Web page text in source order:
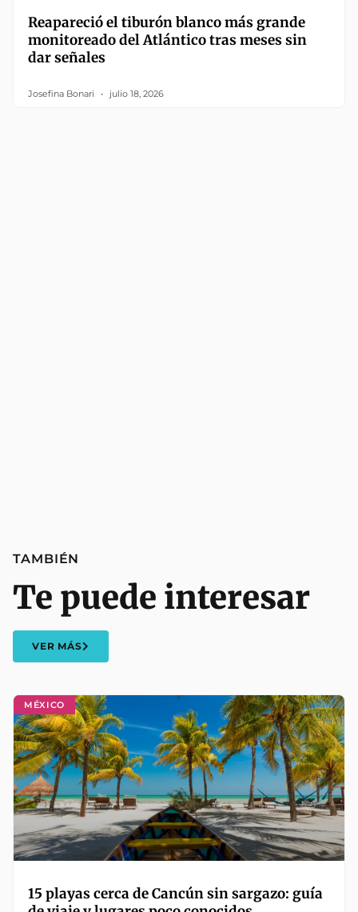
Reapareció el tiburón blanco más grande
monitoreado del Atlántico tras meses sin
dar señales
Josefina Bonari julio 18, 2026
MÉXICO
15 playas cerca de Cancún sin sargazo: guía
TAMBIÉN
Te puede interesar
VER MÁS